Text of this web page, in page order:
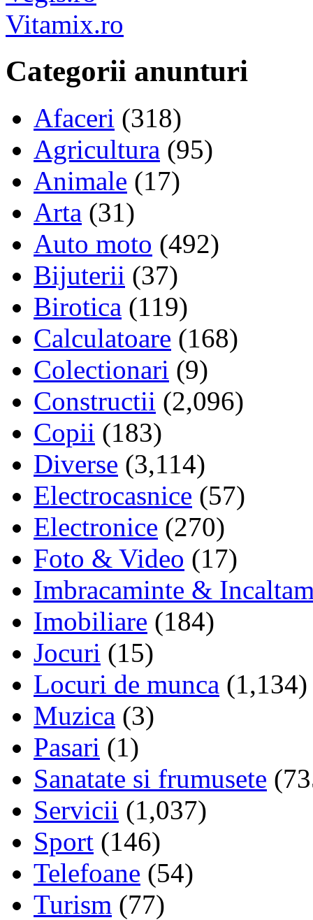
Vitamix.ro
Categorii anunturi
Afaceri (318)
Agricultura (95)
Animale (17)
Arta (31)
Auto moto (492)
Bijuterii (37)
Birotica (119)
Calculatoare (168)
Colectionari (9)
Constructii (2,096)
Copii (183)
Diverse (3,114)
Electrocasnice (57)
Electronice (270)
Foto & Video (17)
Imbracaminte &
Imobiliare (184)
Jocuri (15)
Locuri de munca (1,134)
Muzica (3)
Pasari (1)
Sanatate si frumusete
Servicii (1,037)
Sport (146)
Telefoane (54)
Turism (77)